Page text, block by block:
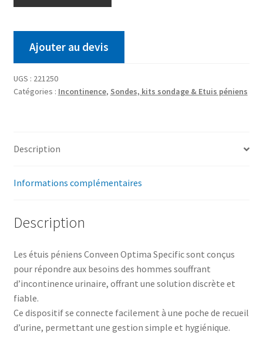
Ajouter au devis
UGS : 221250
Catégories : Incontinence, Sondes, kits sondage & Etuis péniens
Description
Informations complémentaires
Description
Les étuis péniens Conveen Optima Specific sont conçus
pour répondre aux besoins des hommes souffrant
d’incontinence urinaire, offrant une solution discrète et
fiable.
Ce dispositif se connecte facilement à une poche de recueil
d’urine, permettant une gestion simple et hygiénique.